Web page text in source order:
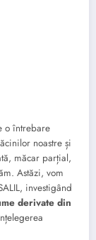
o întrebare
noastre și
măcar parțial,
Astăzi, vom
investigând
derivate din